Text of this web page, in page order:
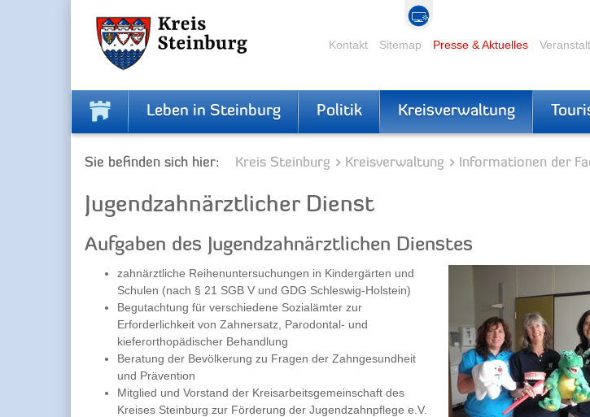
Kontakt Sitemap Presse & Aktuelles
Leben in Steinburg Politik Kreisverwaltung
Sie befinden sich hier: Kreis Steinburg Kreisverwaltung Informationen der
Jugendzahnärztlicher Dienst
Aufgaben des Jugendzahnärztlichen Dienstes
zahnärztliche Reihenuntersuchungen in Kindergärten und
Schulen (nach § 21 SGB V und GDG Schleswig-Holstein)
Begutachtung für verschiedene Sozialämter zur
Erforderlichkeit von Zahnersatz, Parodontal- und
kieferorthopädischer Behandlung
Beratung der Bevölkerung zu Fragen der Zahngesundheit
und Prävention
Mitglied und Vorstand der Kreisarbeitsgemeinschaft des
Kreises Steinburg zur Förderung der Jugendzahnpflege e.V.